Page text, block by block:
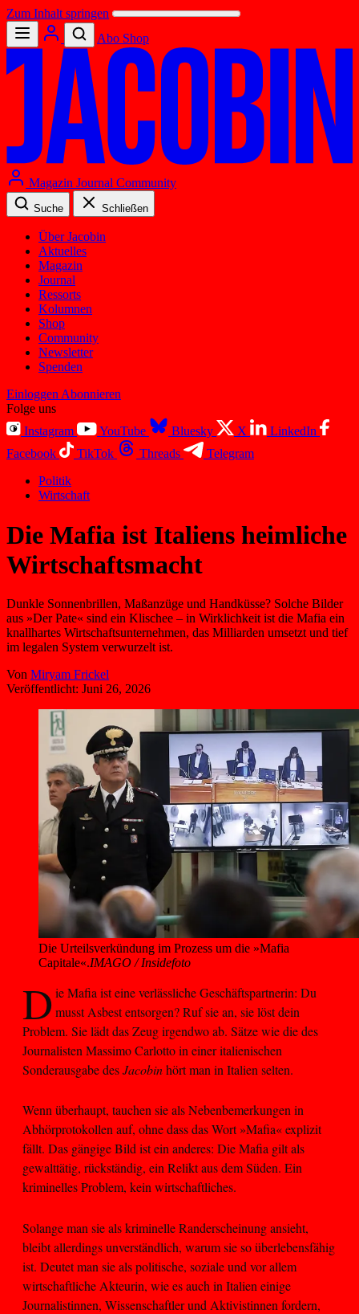
Zum Inhalt springen
Abo Shop
Magazin Journal Community
Suche Schließen
Über Jacobin
Aktuelles
Magazin
Journal
Ressorts
Kolumnen
Shop
Community
Newsletter
Spenden
Einloggen Abonnieren
Folge uns
Instagram
YouTube Bluesky X
LinkedIn
Facebook
TikTok Threads
Telegram
Politik
Wirtschaft
Die Mafia ist Italiens heimliche
Wirtschaftsmacht
Dunkle Sonnenbrillen, Maßanzüge und Handküsse? Solche Bilder
aus »Der Pate« sind ein Klischee – in Wirklichkeit ist die Mafia ein
knallhartes Wirtschaftsunternehmen, das Milliarden umsetzt und tief
im legalen System verwurzelt ist.
Von Miryam Frickel
Veröffentlicht: Juni 26, 2026
Die Urteilsverkündung im Prozess um die »Mafia
Capitale«.IMAGO / Insidefoto
Die Mafia ist eine verlässliche Geschäftspartnerin: Du
musst Asbest entsorgen? Ruf sie an, sie löst dein
Problem. Sie lädt das Zeug irgendwo ab. Sätze wie die des
Journalisten Massimo Carlotto in einer italienischen
Sonderausgabe desJacobinhört man in Italien selten.
Wenn überhaupt, tauchen sie als Nebenbemerkungen in
Abhörprotokollen auf, ohne dass das Wort »Mafia« explizit
fällt. Das gängige Bild ist ein anderes: Die Mafia gilt als
gewalttätig, rückständig, ein Relikt aus dem Süden. Ein
kriminelles Problem, kein wirtschaftliches.
Solange man sie als kriminelle Randerscheinung ansieht,
bleibt allerdings unverständlich, warum sie so überlebensfähig
ist. Deutet man sie als politische, soziale und vor allem
wirtschaftliche Akteurin, wie es auch in Italien einige
Journalistinnen, Wissenschaftler und Aktivistinnen fordern,